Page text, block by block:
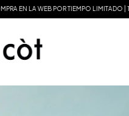
EN LA WEB POR TIEMPO LIMITADO |